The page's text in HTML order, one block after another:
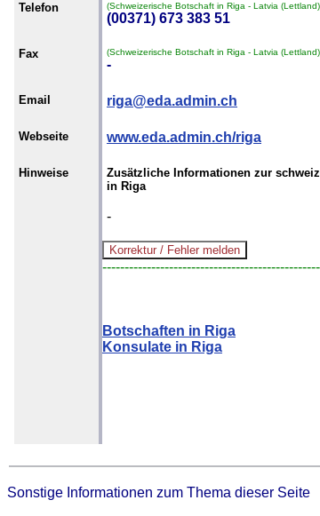
Telefon (Schweizerische Botschaft in Riga - Latvia
(00371) 673 383 51
Fax (Schweizerische Botschaft in Riga - Latvia
-
Email riga@eda.admin.ch
Webseite www.eda.admin.ch/riga
Hinweise
Zusätzliche Informationen zur
in Riga
-
Botschaften in Riga
Konsulate in Riga
Sonstige Informationen zum Thema dieser Seite